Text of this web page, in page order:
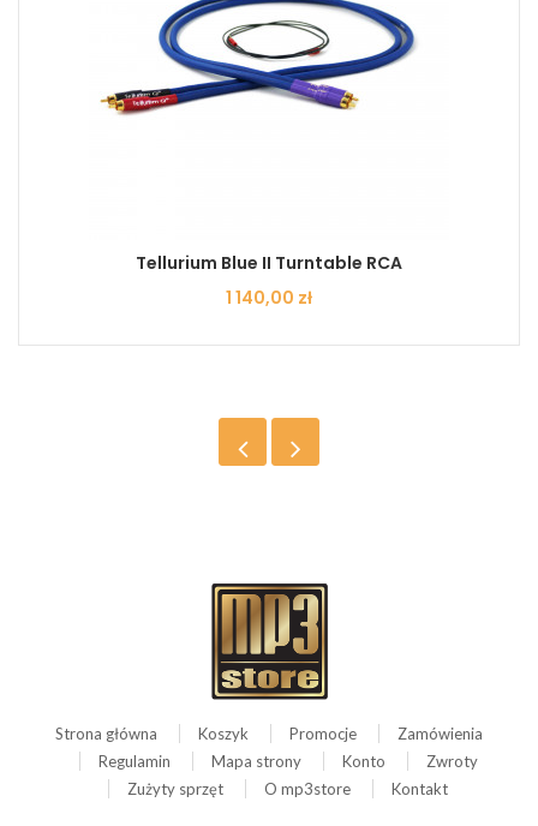
Tellurium Blue II Turntable RCA
Cena
1 140,00 zł
Strona główna Koszyk Promocje
Zamówienia
Regulamin
Mapa strony Konto
Zwroty
Zużyty sprzęt
O mp3store Kontakt